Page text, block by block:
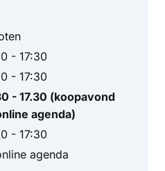
- 17:30
- 17:30
- 17.30 (koopavond
agenda)
- 17:30
agenda